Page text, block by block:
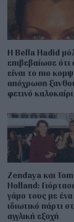
Η Bella Hadid
επιβεβαίωσε ότι
είναι το πιο
απόχρωση
φετινό καλοκαίρι
Zendaya και Tom
Holland:
γάμο τους με
ιδιωτικό πάρτι
αγγλική εξοχή